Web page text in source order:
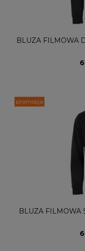
BLUZA FILMOWA
BLUZA FILMOWA
promocja